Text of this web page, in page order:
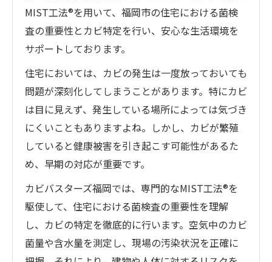
MIST工法®を用いて、福岡市の住宅における菌検
査の重要性とカビ特定を行い、安心な生活環境を
サポートしております。
住宅においては、カビの発生は一度放っておいても
問題が深刻化してしまうことがあります。特にカビ
は目に見えず、発生している場所によっては気づき
にくいこともありますよね。しかし、カビが繁殖
していると健康被害を引き起こす可能性があるた
め、早期の対応が重要です。
カビバスターズ福岡では、専門的なMIST工法®を
駆使して、住宅における菌検査の重要性を理解
し、カビの特定を徹底的に行います。空気中のカビ
菌量や含水量を測定し、現場の汚染状況を正確に